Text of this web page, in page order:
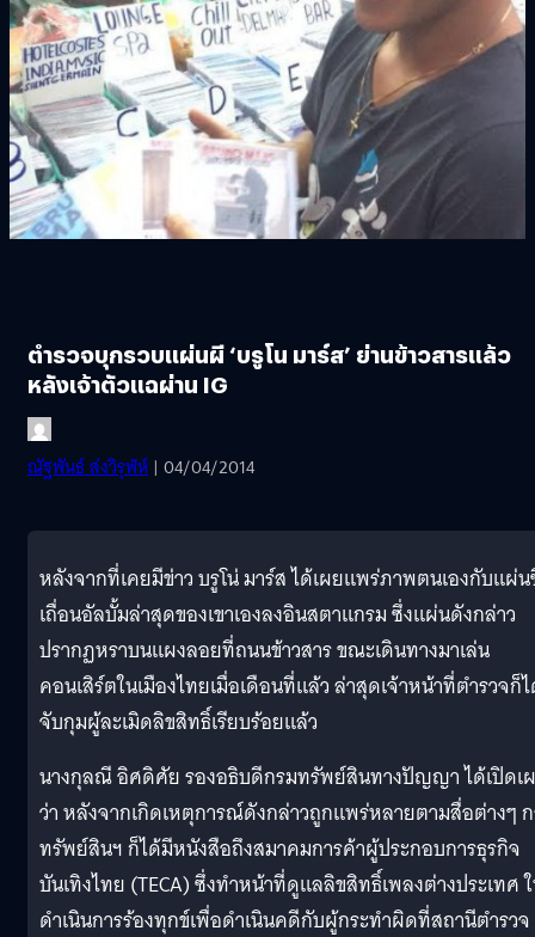
ตำรวจบุกรวบแผ่นผี ‘บรูโน มาร์ส’ ย่านข้าวสารแล้ว
หลังเจ้าตัวแฉผ่าน IG
ณัฐพันธ์ ส่งวิรุฬห์ | 04/04/2014
หลังจากที่เคยมีข่าว บรูโน่ มาร์ส ได้เผยแพร่ภาพตนเองกับแผ่
เถื่อนอัลบั้มล่าสุดของเขาเองลงอินสตาแกรม ซึ่งแผ่นดังกล่าว
ปรากฏหราบนแผงลอยที่ถนนข้าวสาร ขณะเดินทางมาเล่น
คอนเสิร์ตในเมืองไทยเมื่อเดือนที่แล้ว ล่าสุดเจ้าหน้าที่ตำรวจก็
จับกุมผู้ละเมิดลิขสิทธิ์เรียบร้อยแล้ว
นางกุลณี อิศดิศัย รองอธิบดีกรมทรัพย์สินทางปัญญา ได้เปิดเ
ว่า หลังจากเกิดเหตุการณ์ดังกล่าวถูกแพร่หลายตามสื่อต่างๆ
ทรัพย์สินฯ ก็ได้มีหนังสือถึงสมาคมการค้าผู้ประกอบการธุรกิจ
บันเทิงไทย (TECA) ซึ่งทำหน้าที่ดูแลลิขสิทธิ์เพลงต่างประเทศ
ดำเนินการร้องทุกข์เพื่อดำเนินคดีกับผู้กระทำผิดที่สถานีตำรวจ